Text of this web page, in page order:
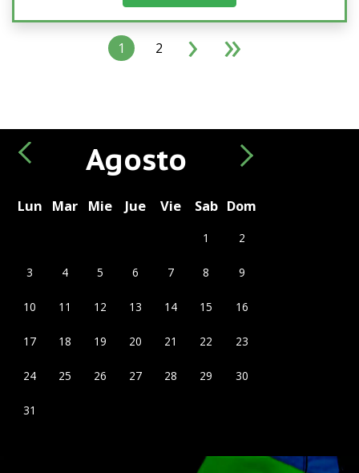
1 2 › Siguiente página
»
Agosto
Lun Mar Mie Jue Vie Sab Dom
1 2
3 4 5 6 7 8 9
10 11 12 13 14 15 16
17 18 19 20 21 22 23
24 25 26 27 28 29 30
31